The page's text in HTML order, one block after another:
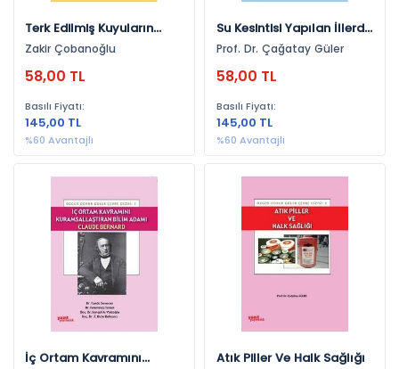
Sağlık - Spor (113)
Maliye (105)
Şirketler Hukuku (102)
Pazarlama (95)
Matematik (94)
İcra Ve İflas Hukuku (93)
Halk Sağlığı Ve Çevre (91)
Ceza Muhakemesi Hukuku (90)
Uluslararası Hukuk (88)
Ankara Nobel Tıp Kitabevleri (104)
Ege Yayınları (87)
Nitelik Yayınevi (71)
ITU Press (64)
Say Kitap (57)
Yazıt Yayınevi (36)
Omca Yayınları (35)
ODTÜ Yayıncılık (31)
Kelime Yayınları (8)
Yeditepe Yayınevi (4)
İntes Yayınevi (4)
Terk Edilmiş Kuyuların
Kapatılması
Zakir Çobanoğlu
58,00 TL
Basılı Fiyatı:
145,00 TL
%60 Avantajlı
Su Kesintisi Yapılan İllerde
Alınması Gereken Halk
Sağlığı Önlemleri
Prof. Dr. Çağatay Güler
58,00 TL
Basılı Fiyatı:
145,00 TL
%60 Avantajlı
İç Ortam Kavramını
Atık Piller Ve Halk Sağlığı